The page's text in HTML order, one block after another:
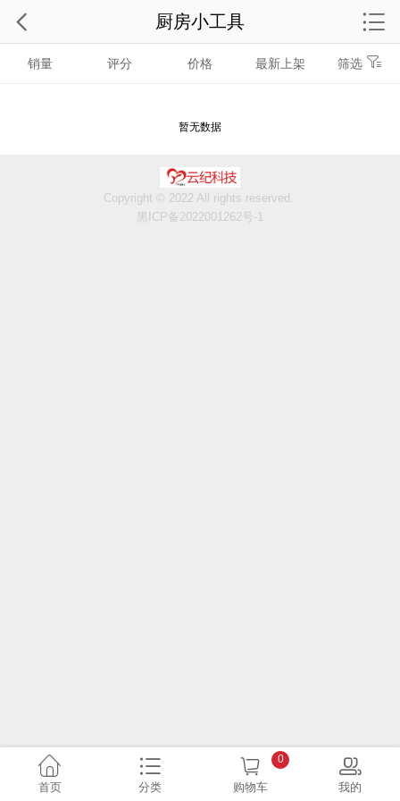
销量 评分 价格 最新上架 筛选
暂无数据
厨房小工具
Copyright © 2022 All rights reserved.
黑ICP备2022001262号-1
首页 分类 购物车
0
我的